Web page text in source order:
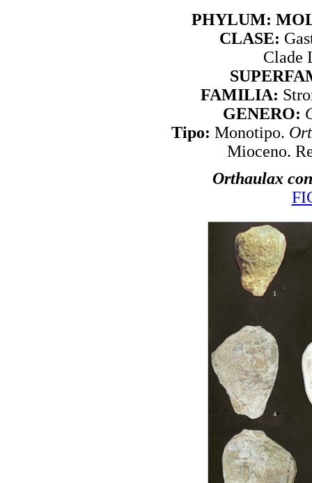
PHYLUM:
CLASE:
Clade
FAMILIA:
GENERO:
Tipo: Monotipo.
Mioceno.
Orthaulax